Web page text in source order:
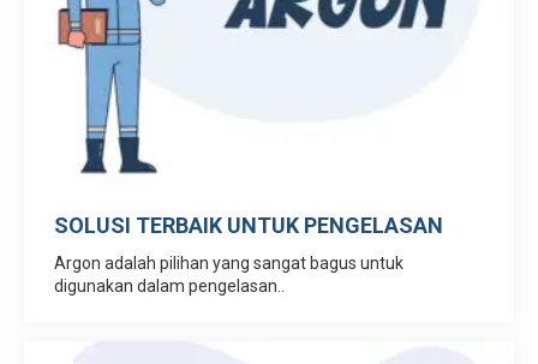
SOLUSI TERBAIK UNTUK PENGELASAN
Argon adalah pilihan yang sangat bagus untuk
digunakan dalam pengelasan..